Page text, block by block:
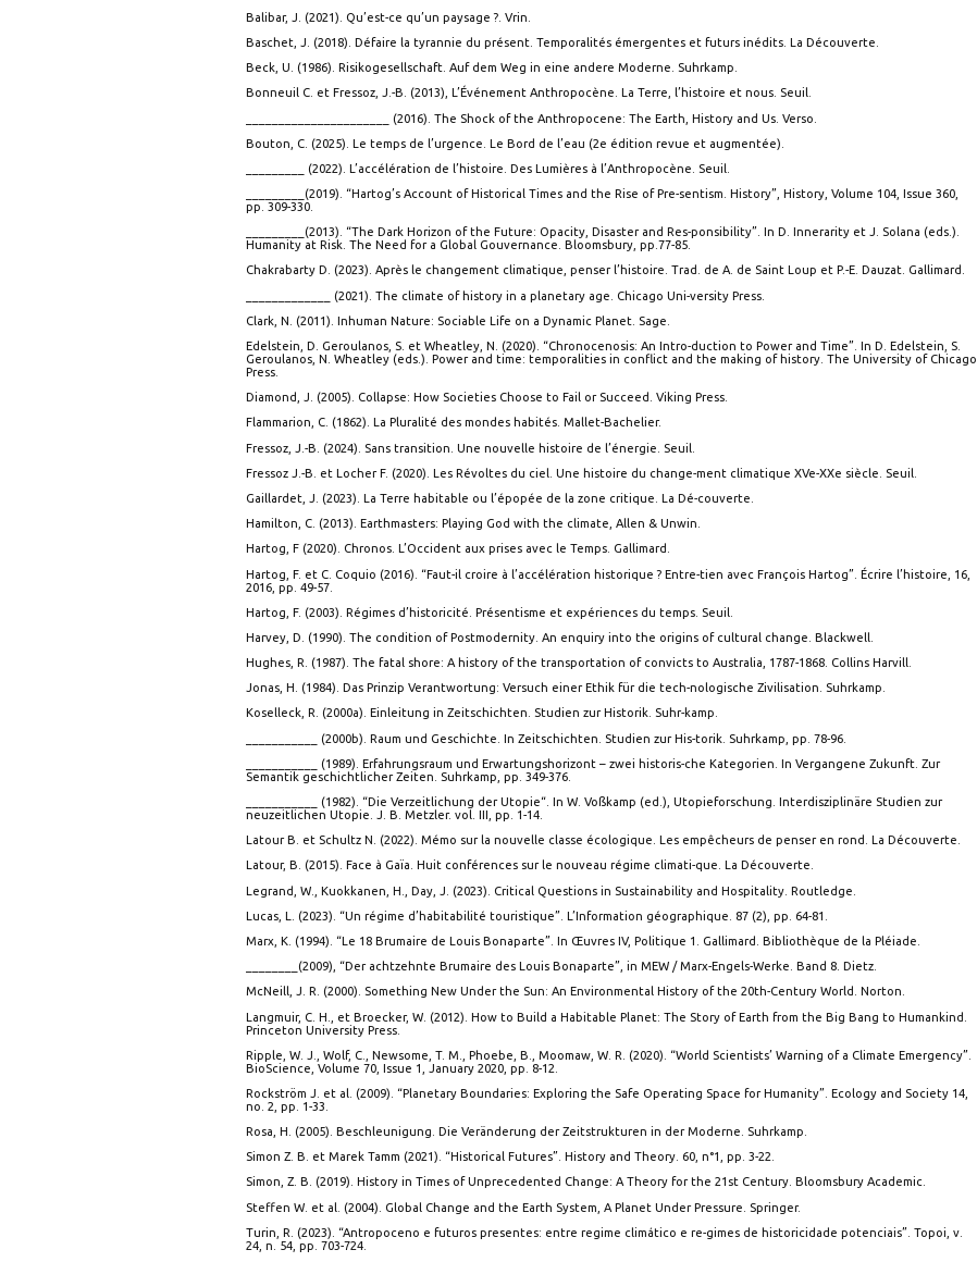
Balibar, J. (2021). Qu’est-ce qu’un paysage ?. Vrin.
Baschet, J. (2018). Défaire la tyrannie du présent. Temporalités émergentes et futurs inédits. La Découverte.
Beck, U. (1986). Risikogesellschaft. Auf dem Weg in eine andere Moderne. Suhrkamp.
Bonneuil C. et Fressoz, J.-B. (2013), L’Événement Anthropocène. La Terre, l’histoire et nous. Seuil.
______________________ (2016). The Shock of the Anthropocene: The Earth, History and Us. Verso.
Bouton, C. (2025). Le temps de l’urgence. Le Bord de l’eau (2e édition revue et augmentée).
_________ (2022). L’accélération de l’histoire. Des Lumières à l’Anthropocène. Seuil.
_________(2019). “Hartog’s Account of Historical Times and the Rise of Pre-sentism. History”, History, Volume 104, Issue 360,
pp. 309-330.
_________(2013). “The Dark Horizon of the Future: Opacity, Disaster and Res-ponsibility”. In D. Innerarity et J. Solana (eds.).
Humanity at Risk. The Need for a Global Gouvernance. Bloomsbury, pp.77-85.
Chakrabarty D. (2023). Après le changement climatique, penser l’histoire. Trad. de A. de Saint Loup et P.-E. Dauzat. Gallimard.
_____________ (2021). The climate of history in a planetary age. Chicago Uni-versity Press.
Clark, N. (2011). Inhuman Nature: Sociable Life on a Dynamic Planet. Sage.
Edelstein, D. Geroulanos, S. et Wheatley, N. (2020). “Chronocenosis: An Intro-duction to Power and Time”. In D. Edelstein, S.
Geroulanos, N. Wheatley (eds.). Power and time: temporalities in conflict and the making of history. The University of Chicago
Press.
Diamond, J. (2005). Collapse: How Societies Choose to Fail or Succeed. Viking Press.
Flammarion, C. (1862). La Pluralité des mondes habités. Mallet-Bachelier.
Fressoz, J.-B. (2024). Sans transition. Une nouvelle histoire de l’énergie. Seuil.
Fressoz J.-B. et Locher F. (2020). Les Révoltes du ciel. Une histoire du change-ment climatique XVe-XXe siècle. Seuil.
Gaillardet, J. (2023). La Terre habitable ou l’épopée de la zone critique. La Dé-couverte.
Hamilton, C. (2013). Earthmasters: Playing God with the climate, Allen & Unwin.
Hartog, F (2020). Chronos. L’Occident aux prises avec le Temps. Gallimard.
Hartog, F. et C. Coquio (2016). “Faut-il croire à l’accélération historique ? Entre-tien avec François Hartog”. Écrire l’histoire, 16,
2016, pp. 49-57.
Hartog, F. (2003). Régimes d’historicité. Présentisme et expériences du temps. Seuil.
Harvey, D. (1990). The condition of Postmodernity. An enquiry into the origins of cultural change. Blackwell.
Hughes, R. (1987). The fatal shore: A history of the transportation of convicts to Australia, 1787-1868. Collins Harvill.
Jonas, H. (1984). Das Prinzip Verantwortung: Versuch einer Ethik für die tech-nologische Zivilisation. Suhrkamp.
Koselleck, R. (2000a). Einleitung in Zeitschichten. Studien zur Historik. Suhr-kamp.
___________ (2000b). Raum und Geschichte. In Zeitschichten. Studien zur His-torik. Suhrkamp, pp. 78-96.
___________ (1989). Erfahrungsraum und Erwartungshorizont – zwei historis-che Kategorien. In Vergangene Zukunft. Zur
Semantik geschichtlicher Zeiten. Suhrkamp, pp. 349-376.
___________ (1982). “Die Verzeitlichung der Utopie“. In W. Voßkamp (ed.), Utopieforschung. Interdisziplinäre Studien zur
neuzeitlichen Utopie. J. B. Metzler. vol. III, pp. 1-14.
Latour B. et Schultz N. (2022). Mémo sur la nouvelle classe écologique. Les empêcheurs de penser en rond. La Découverte.
Latour, B. (2015). Face à Gaïa. Huit conférences sur le nouveau régime climati-que. La Découverte.
Legrand, W., Kuokkanen, H., Day, J. (2023). Critical Questions in Sustainability and Hospitality. Routledge.
Lucas, L. (2023). “Un régime d’habitabilité touristique”. L’Information géographique. 87 (2), pp. 64-81.
Marx, K. (1994). “Le 18 Brumaire de Louis Bonaparte”. In Œuvres IV, Politique 1. Gallimard. Bibliothèque de la Pléiade.
________(2009), “Der achtzehnte Brumaire des Louis Bonaparte”, in MEW / Marx-Engels-Werke. Band 8. Dietz.
McNeill, J. R. (2000). Something New Under the Sun: An Environmental History of the 20th-Century World. Norton.
Langmuir, C. H., et Broecker, W. (2012). How to Build a Habitable Planet: The Story of Earth from the Big Bang to Humankind.
Princeton University Press.
Ripple, W. J., Wolf, C., Newsome, T. M., Phoebe, B., Moomaw, W. R. (2020). “World Scientists’ Warning of a Climate Emergency”.
BioScience, Volume 70, Issue 1, January 2020, pp. 8-12.
Rockström J. et al. (2009). “Planetary Boundaries: Exploring the Safe Operating Space for Humanity”. Ecology and Society 14,
no. 2, pp. 1-33.
Rosa, H. (2005). Beschleunigung. Die Veränderung der Zeitstrukturen in der Moderne. Suhrkamp.
Simon Z. B. et Marek Tamm (2021). “Historical Futures”. History and Theory. 60, n°1, pp. 3-22.
Simon, Z. B. (2019). History in Times of Unprecedented Change: A Theory for the 21st Century. Bloomsbury Academic.
Steffen W. et al. (2004). Global Change and the Earth System, A Planet Under Pressure. Springer.
Turin, R. (2023). “Antropoceno e futuros presentes: entre regime climático e re-gimes de historicidade potenciais”. Topoi, v.
24, n. 54, pp. 703-724.